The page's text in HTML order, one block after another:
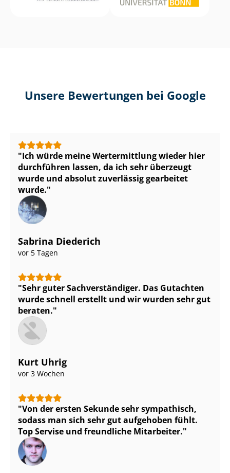
Unsere Bewertungen bei Google
Ich würde meine Wertermittlung wieder hier
durchführen lassen, da ich sehr überzeugt
wurde und absolut zuverlässig gearbeitet
wurde.
Sabrina Diederich
vor 5 Tagen
Sehr guter Sach­ver­stän­di­ger. Das Gutachten
wurde schnell erstellt und wir wurden sehr gut
beraten.
Kurt Uhrig
vor 3 Wochen
Von der ersten Sekunde sehr sympathisch,
sodass man sich sehr gut aufgehoben fühlt.
Top Servise und freundliche Mitarbeiter.